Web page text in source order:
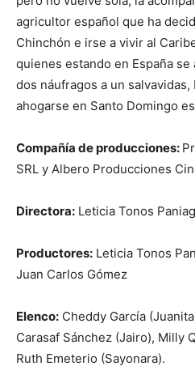
agricultor español que ha
Chinchón e irse a vivir al
quienes estando en España
dos náufragos a un
ahogarse en Santo Domingo
Compañía de producciones:
SRL y Albero Producciones
Directora: Leticia Tonos
Productores: Leticia Tonos
Juan Carlos Gómez
Elenco: Cheddy García
Carasaf Sánchez (Jairo), Milly
Ruth Emeterio (Sayonara).